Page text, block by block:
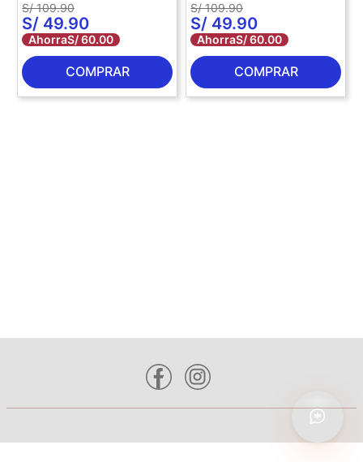
S/ 109.90
S/ 49.90
AhorraS/60.00
COMPRAR
S/ 109.90
S/ 49.90
AhorraS/60.00
COMPRAR